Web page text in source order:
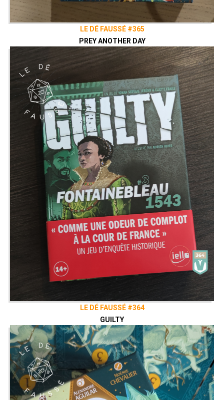
LE DÉ FAUSSÉ #365
PREY ANOTHER DAY
LE DÉ FAUSSÉ #364
GUILTY